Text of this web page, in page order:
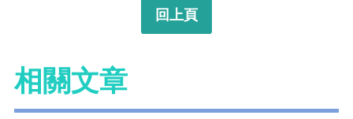
回上頁
相關文章